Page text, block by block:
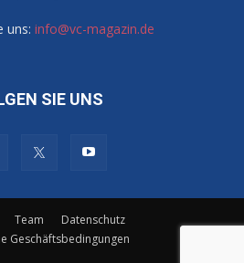
uns: info@vc-magazin.de
SIE UNS
Team
Datenschutz
Geschäftsbedingungen